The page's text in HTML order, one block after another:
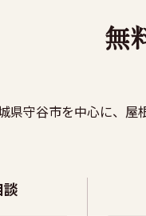
無
県守谷市を中心に、屋